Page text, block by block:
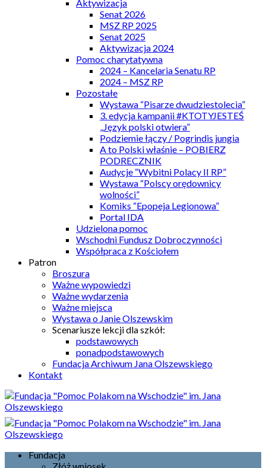
Aktywizacja
Senat 2026
MSZ RP 2025
Senat 2025
Aktywizacja 2024
Pomoc charytatywna
2024 – Kancelaria Senatu RP
2024 – MSZ RP
Pozostałe
Wystawa “Pisarze dwudziestolecia”
3. edycja kampanii #KTOTYJESTEŚ
„Język polski otwiera”
Podziemie łączy / Pogrindis jungia
A to Polski właśnie – POBIERZ
PODRECZNIK
Audycje “Wybitni Polacy II RP”
Wystawa “Polscy orędownicy
wolności”
Komiks “Epopeja Legionowa”
Portal IDA
Udzielona pomoc
Wschodni Fundusz Dobroczynności
Współpraca z Kościołem
Patron
Broszura
Ważne wypowiedzi
Ważne wydarzenia
Ważne miejsca
Wystawa o Janie Olszewskim
Scenariusze lekcji dla szkół:
podstawowych
ponadpodstawowych
Fundacja Archiwum Jana Olszewskiego
Kontakt
Fundacja